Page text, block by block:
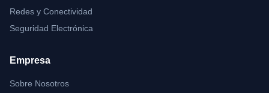
Redes y Conectividad
Seguridad Electrónica
Empresa
Sobre Nosotros